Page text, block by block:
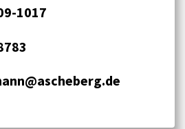
1017